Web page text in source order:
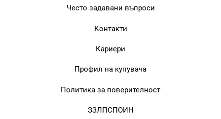
Често задавани въпроси
Контакти
Кариери
Профил на купувача
Политика за поверителност
ЗЗЛПСПОИН